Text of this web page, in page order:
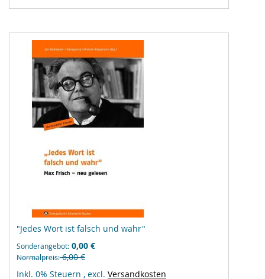
hinzufügen
"Jedes Wort ist falsch und wahr"
Sonderangebot 0,00 €
Normalpreis 6,00 €
Inkl. 0% Steuern , excl. Versandkosten